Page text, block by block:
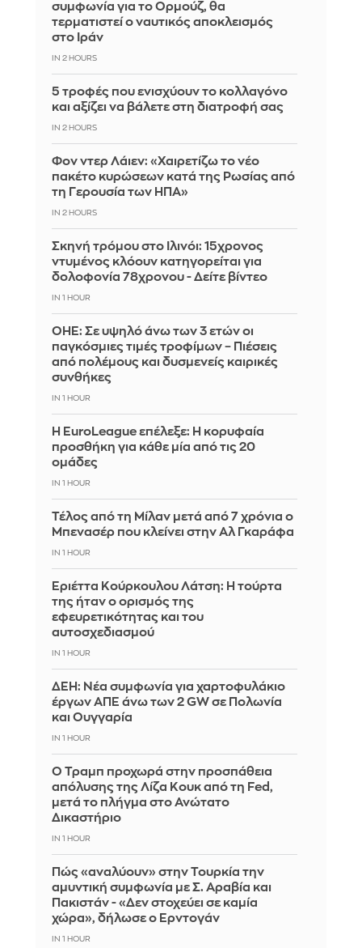
συμφωνία για το Ορμούζ, θα
τερματιστεί ο ναυτικός αποκλεισμός
στο Ιράν
IN 2 HOURS
5 τροφές που ενισχύουν το κολλαγόνο
και αξίζει να βάλετε στη διατροφή σας
IN 2 HOURS
Φον ντερ Λάιεν: «Χαιρετίζω το νέο
πακέτο κυρώσεων κατά της Ρωσίας από
τη Γερουσία των ΗΠΑ»
IN 2 HOURS
Σκηνή τρόμου στο Ιλινόι: 15χρονος
ντυμένος κλόουν κατηγορείται για
δολοφονία 78χρονου - Δείτε βίντεο
IN 1 HOUR
ΟΗΕ: Σε υψηλό άνω των 3 ετών οι
παγκόσμιες τιμές τροφίμων – Πιέσεις
από πολέμους και δυσμενείς καιρικές
συνθήκες
IN 1 HOUR
Η EuroLeague επέλεξε: Η κορυφαία
προσθήκη για κάθε μία από τις 20
ομάδες
IN 1 HOUR
Τέλος από τη Μίλαν μετά από 7 χρόνια ο
Μπενασέρ που κλείνει στην Αλ Γκαράφα
IN 1 HOUR
Εριέττα Κούρκουλου Λάτση: Η τούρτα
της ήταν ο ορισμός της
εφευρετικότητας και του
αυτοσχεδιασμού
IN 1 HOUR
ΔΕΗ: Νέα συμφωνία για χαρτοφυλάκιο
έργων ΑΠΕ άνω των 2 GW σε Πολωνία
και Ουγγαρία
IN 1 HOUR
Ο Τραμπ προχωρά στην προσπάθεια
απόλυσης της Λίζα Κουκ από τη Fed,
μετά το πλήγμα στο Ανώτατο
Δικαστήριο
IN 1 HOUR
Πώς «αναλύουν» στην Τουρκία την
αμυντική συμφωνία με Σ. Αραβία και
Πακιστάν - «Δεν στοχεύει σε καμία
χώρα», δήλωσε ο Ερντογάν
IN 1 HOUR